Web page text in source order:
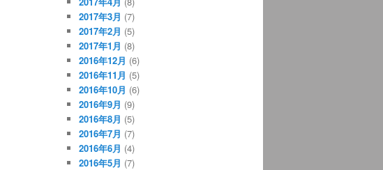
2017年3月 (7)
2017年2月 (5)
2017年1月 (8)
2016年12月 (6)
2016年11月 (5)
2016年10月 (6)
2016年9月 (9)
2016年8月 (5)
2016年7月 (7)
2016年6月 (4)
2016年5月 (7)